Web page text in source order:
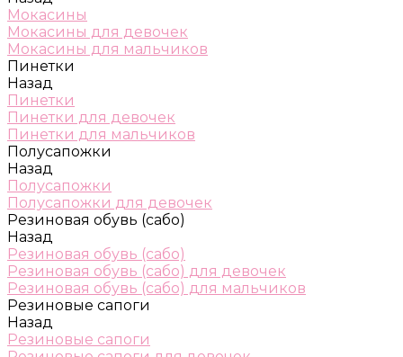
Мокасины
Мокасины для девочек
Мокасины для мальчиков
Пинетки
Назад
Пинетки
Пинетки для девочек
Пинетки для мальчиков
Полусапожки
Назад
Полусапожки
Полусапожки для девочек
Резиновая обувь (сабо)
Назад
Резиновая обувь (сабо)
Резиновая обувь (сабо) для девочек
Резиновая обувь (сабо) для мальчиков
Резиновые сапоги
Назад
Резиновые сапоги